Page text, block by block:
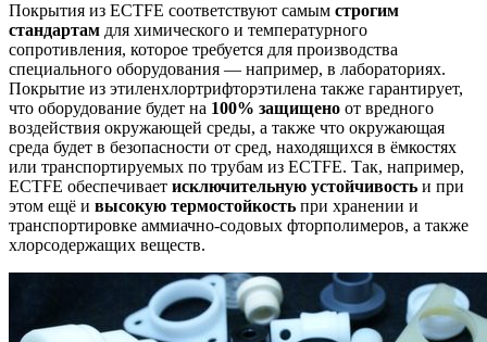
Покрытия из ECTFE соответствуют самым строгим
стандартам для химического и температурного
сопротивления, которое требуется для производства
специального оборудования — например, в лабораториях.
Покрытие из этиленхлортрифторэтилена также гарантирует,
что оборудование будет на 100% защищено от вредного
воздействия окружающей среды, а также что окружающая
среда будет в безопасности от сред, находящихся в ёмкостях
или транспортируемых по трубам из ECTFE. Так, например,
ECTFE обеспечивает исключительную устойчивость и при
этом ещё и высокую термостойкость при хранении и
транспортировке аммиачно-содовых фторполимеров, а также
хлорсодержащих веществ.